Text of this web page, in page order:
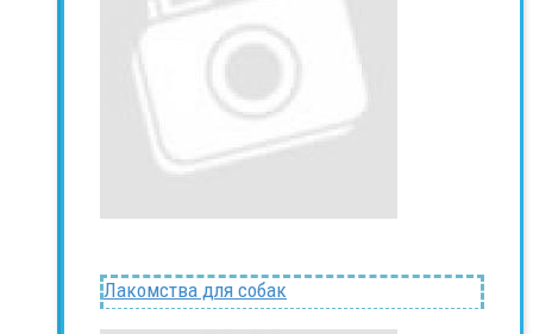
Лакомства для собак